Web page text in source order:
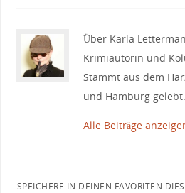
Über Karla Letterman
Krimiautorin und
Stammt aus dem
und Hamburg gelebt.
Alle Beiträge
SPEICHERE IN DEINEN FAVORITEN